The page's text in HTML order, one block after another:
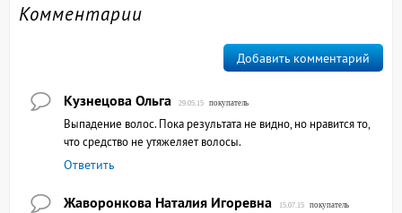
Комментарии
Добавить комментарий
Кузнецова Ольга 29.05.15 покупатель
Выпадение волос. Пока результата не видно, но нравится то,
что средство не утяжеляет волосы.
Ответить
Жаворонкова Наталия Игоревна 15.07.15 покупатель